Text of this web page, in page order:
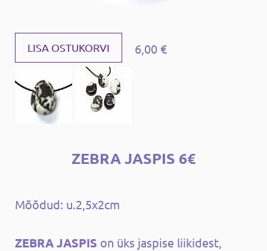
LISA OSTUKORVI 6,00 €
ZEBRA JASPIS 6€
Mõõdud: u.2,5x2cm
ZEBRA JASPIS on üks jaspise liikidest,